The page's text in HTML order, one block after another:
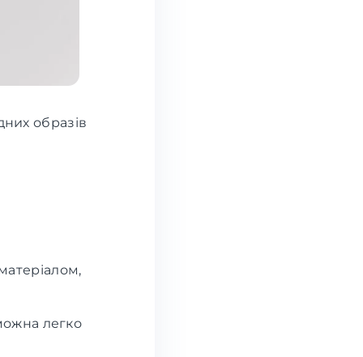
образів
легко